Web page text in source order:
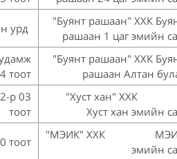
урд
"Буянт рашаан" ХХК
рашаан 1 цаг эмийн
тоот
"Буянт рашаан" ХХК
рашаан Алтан
р 03
тоот
"Хуст хан" ХХК
Хуст хан эмийн
тоот
"МЭИК" ХХК
эмийн